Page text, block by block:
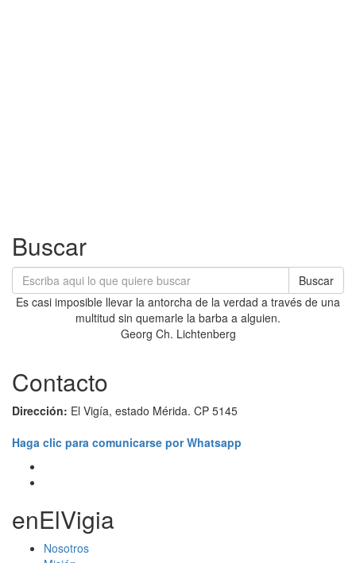
Buscar
Buscar
Es casi imposible llevar la antorcha de la verdad a través de una
multitud sin quemarle la barba a alguien.
Georg Ch. Lichtenberg
Contacto
Dirección: El Vigía, estado Mérida. CP 5145
Haga clic para comunicarse por Whatsapp
enElVigia
Nosotros